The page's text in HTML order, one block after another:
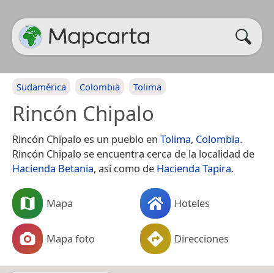
Sudamérica Colombia Tolima
Rincón Chipalo
Rincón Chipalo es un pueblo en Tolima, Colombia.
Rincón Chipalo se encuentra cerca de la localidad de
Hacienda Betania, así como de Hacienda Tapira.
Mapa Hoteles
Mapa foto Direcciones